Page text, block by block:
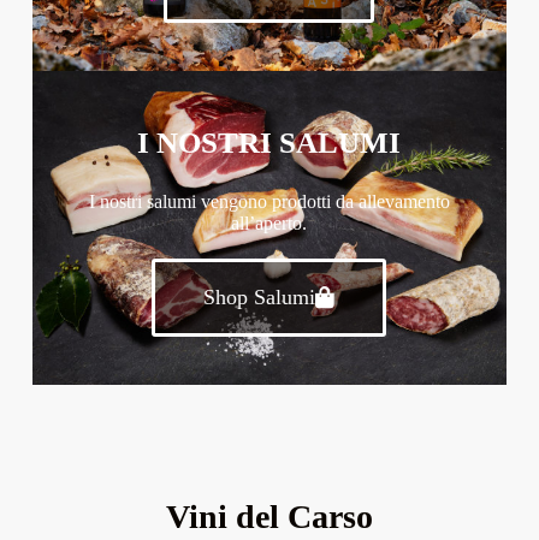
I NOSTRI SALUMI
I nostri salumi vengono prodotti da allevamento
all’aperto.
Shop Salumi
Vini del Carso